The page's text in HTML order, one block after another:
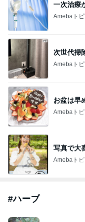
一次治療
Amebaト
次世代掃
Amebaト
お盆は早
Amebaト
写真で大
Amebaト
#ハーブ